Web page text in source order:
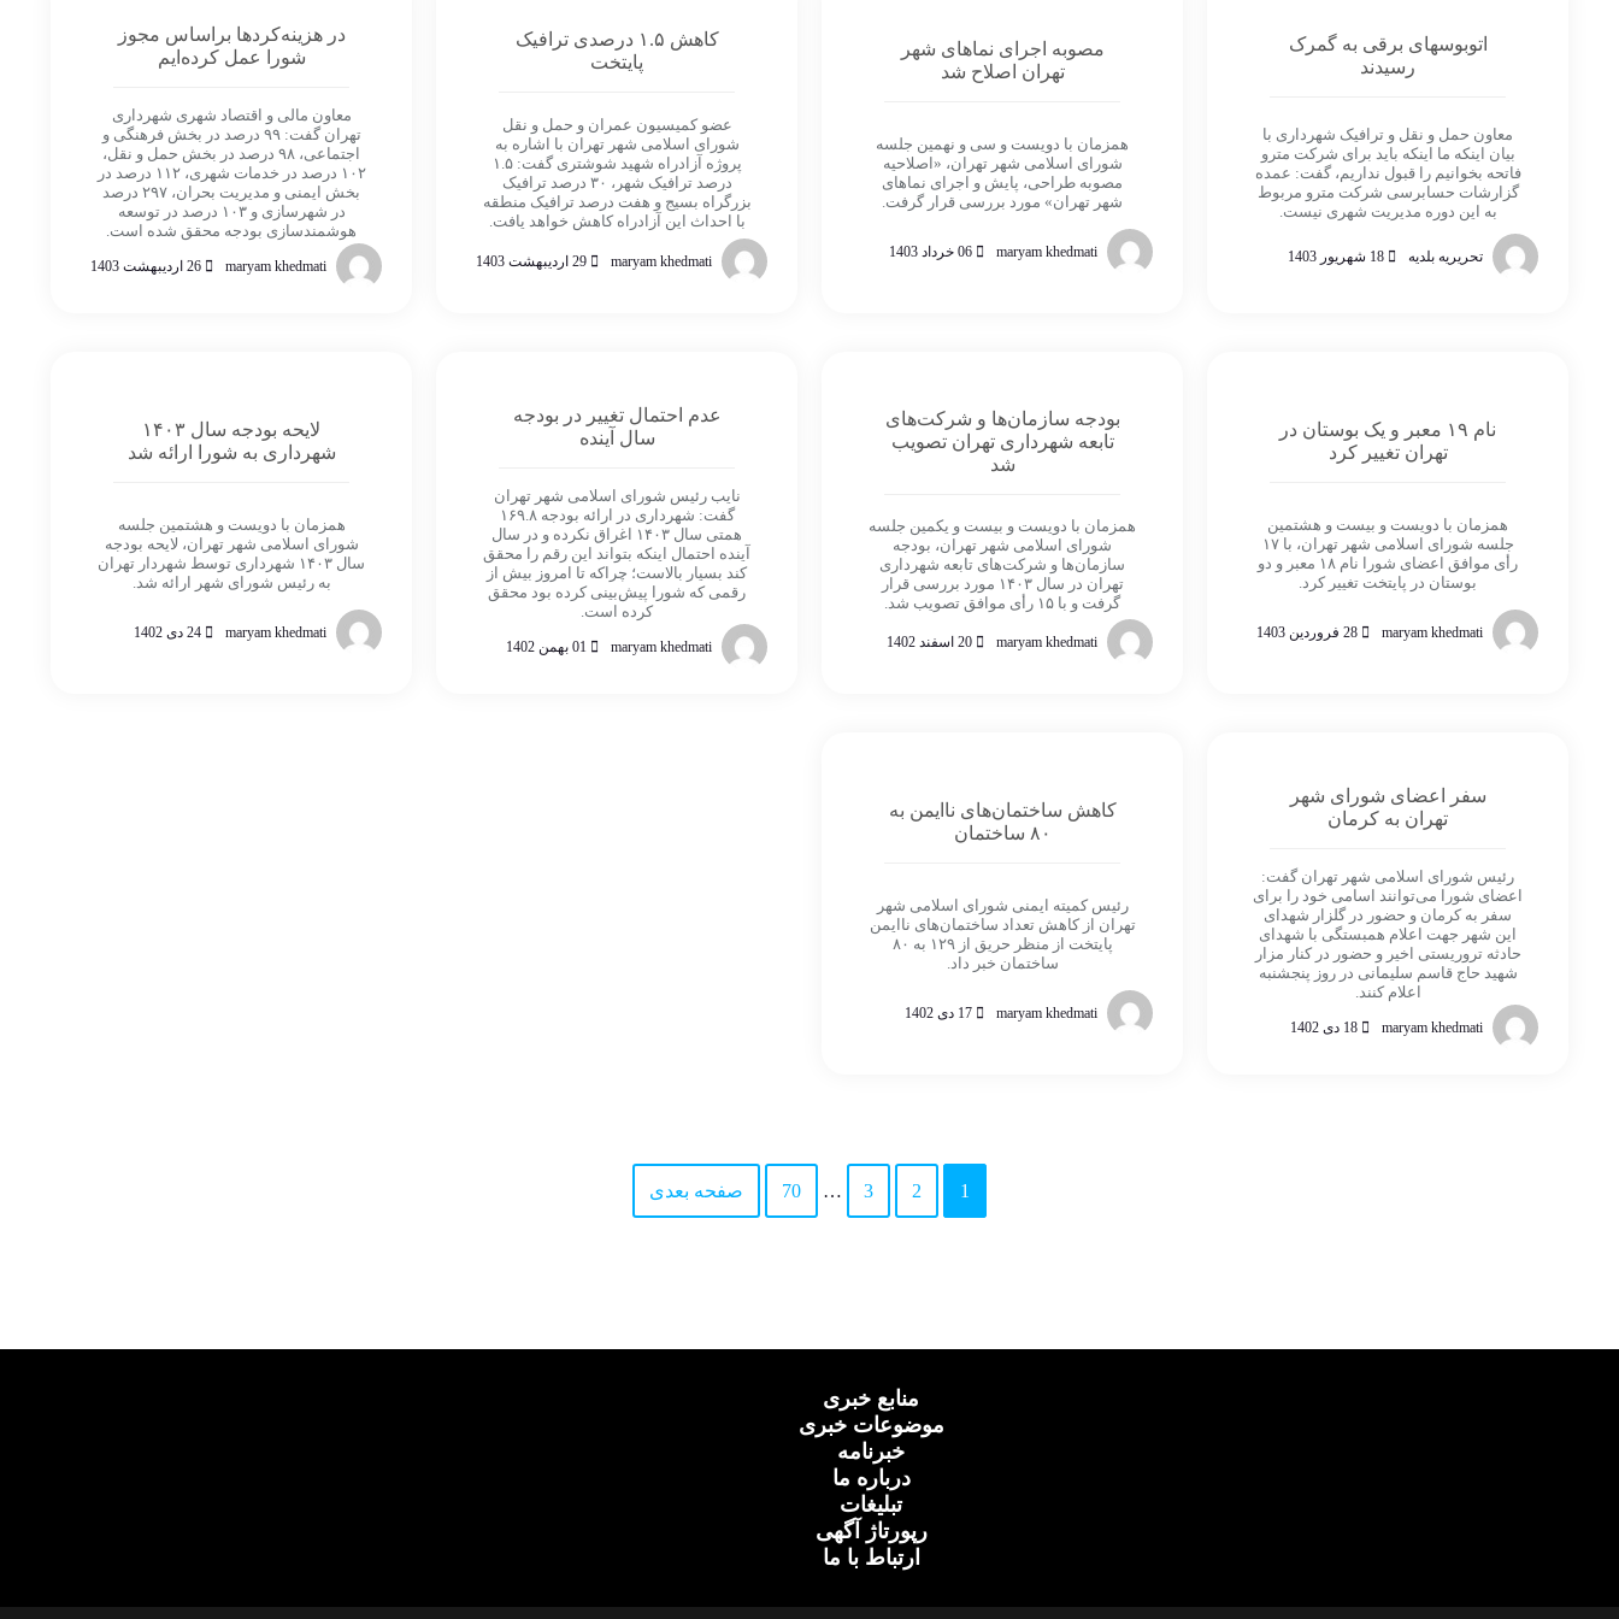
اتوبوسهای برقی به گمرک
رسیدند
معاون حمل و نقل و ترافیک شهرداری با
بیان اینکه ما اینکه باید برای شرکت مترو
فاتحه بخوانیم را قبول نداریم، گفت: عمده
گزارشات حسابرسی شرکت مترو مربوط
به این دوره مدیریت شهری نیست.
تحریریه بلدیه
مصوبه اجرای نماهای شهر
تهران اصلاح شد
همزمان با دویست و سی و نهمین جلسه
شورای اسلامی شهر تهران، «اصلاحیه
مصوبه طراحی، پایش و اجرای نماهای
شهر تهران» مورد بررسی قرار گرفت.
maryam khedmati
کاهش ۱.۵ درصدی ترافیک
پایتخت
عضو کمیسیون عمران و حمل و نقل
شورای اسلامی شهر تهران با اشاره به
پروژه آزادراه شهید شوشتری گفت: ۱.۵
درصد ترافیک شهر، ۳۰ درصد ترافیک
بزرگراه بسیج و هفت درصد ترافیک منطقه
با احداث این آزادراه کاهش خواهد یافت.
maryam khedmati
در هزینه‌کردها براساس مجوز
شورا عمل کرده‌ایم
معاون مالی و اقتصاد شهری شهرداری
تهران گفت: ۹۹ درصد در بخش فرهنگی و
اجتماعی، ۹۸ درصد در بخش حمل و نقل،
۱۰۲ درصد در خدمات شهری، ۱۱۲ درصد در
بخش ایمنی و مدیریت بحران، ۲۹۷ درصد
در شهرسازی و ۱۰۳ درصد در توسعه
هوشمندسازی بودجه محقق شده است.
maryam khedmati
نام ۱۹ معبر و یک بوستان در
تهران تغییر کرد
همزمان با دویست و بیست و هشتمین
جلسه شورای اسلامی شهر تهران، با ۱۷
رأی موافق اعضای شورا نام ۱۸ معبر و دو
بوستان در پایتخت تغییر کرد.
maryam khedmati
بودجه سازمان‌ها و شرکت‌های
تابعه شهرداری تهران تصویب
شد
همزمان با دویست و بیست و یکمین جلسه
شورای اسلامی شهر تهران، بودجه
سازمان‌ها و شرکت‌های تابعه شهرداری
تهران در سال ۱۴۰۳ مورد بررسی قرار
گرفت و با ۱۵ رأی موافق تصویب شد.
maryam khedmati
عدم احتمال تغییر در بودجه
سال آینده
نایب رئیس شورای اسلامی شهر تهران
گفت: شهرداری در ارائه بودجه ۱۶۹.۸
همتی سال ۱۴۰۳ اغراق نکرده و در سال
آینده احتمال اینکه بتواند این رقم را محقق
کند بسیار بالاست؛ چراکه تا امروز بیش از
رقمی که شورا پیش‌بینی کرده بود محقق
کرده است.
maryam khedmati
لایحه بودجه سال ۱۴۰۳
شهرداری به شورا ارائه شد
همزمان با دویست و هشتمین جلسه
شورای اسلامی شهر تهران، لایحه بودجه
سال ۱۴۰۳ شهرداری توسط شهردار تهران
به رئیس شورای شهر ارائه شد.
maryam khedmati
سفر اعضای شورای شهر
تهران به کرمان
رئیس شورای اسلامی شهر تهران گفت:
اعضای شورا می‌توانند اسامی خود را برای
سفر به کرمان و حضور در گلزار شهدای
این شهر جهت اعلام همبستگی با شهدای
حادثه تروریستی اخیر و حضور در کنار مزار
شهید حاج قاسم سلیمانی در روز پنجشنبه
اعلام کنند.
maryam khedmati
کاهش ساختمان‌های ناایمن به
۸۰ ساختمان
رئیس کمیته ایمنی شورای اسلامی شهر
تهران از کاهش تعداد ساختمان‌های ناایمن
پایتخت از منظر حریق از ۱۲۹ به ۸۰
ساختمان خبر داد.
maryam khedmati
1
2
3
…
70 صفحه بعدی
منابع خبری
موضوعات خبری
خبرنامه
درباره ما
تبلیغات
رپورتاژ آگهی
ارتباط با ما